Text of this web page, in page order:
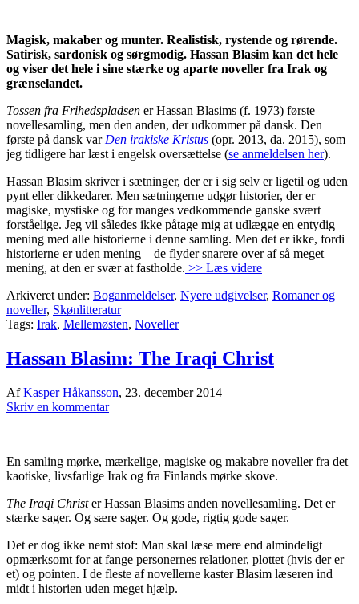
Magisk, makaber og munter. Realistisk, rystende og rørende.
Satirisk, sardonisk og sørgmodig. Hassan Blasim kan det hele
og viser det hele i sine stærke og aparte noveller fra Irak og
grænselandet.
Tossen fra Frihedspladsen er Hassan Blasims (f. 1973) første
novellesamling, men den anden, der udkommer på dansk. Den
første på dansk var Den irakiske Kristus (opr. 2013, da. 2015), som
jeg tidligere har læst i engelsk oversættelse (se anmeldelsen her).
Hassan Blasim skriver i sætninger, der er i sig selv er ligetil og uden
pynt eller dikkedarer. Men sætningerne udgør historier, der er
magiske, mystiske og for manges vedkommende ganske svært
forståelige. Jeg vil således ikke påtage mig at udlægge en entydig
mening med alle historierne i denne samling. Men det er ikke, fordi
historierne er uden mening – de flyder snarere over af så meget
mening, at den er svær at fastholde. >> Læs videre
Arkiveret under: Boganmeldelser, Nyere udgivelser, Romaner og
noveller, Skønlitteratur
Tags: Irak, Mellemøsten, Noveller
Hassan Blasim: The Iraqi Christ
AfKasper Håkansson, 23. december 2014
Skriv en kommentar
En samling mørke, mærkelige, magiske og makabre noveller fra det
kaotiske, livsfarlige Irak og fra Finlands mørke skove.
The Iraqi Christer Hassan Blasims anden novellesamling. Det er
stærke sager. Og sære sager. Og gode, rigtig gode sager.
Det er dog ikke nemt stof: Man skal læse mere end almindeligt
opmærksomt for at fange personernes relationer, plottet (hvis der er
et) og pointen. I de fleste af novellerne kaster Blasim læseren ind
midt i historien uden meget hjælp.